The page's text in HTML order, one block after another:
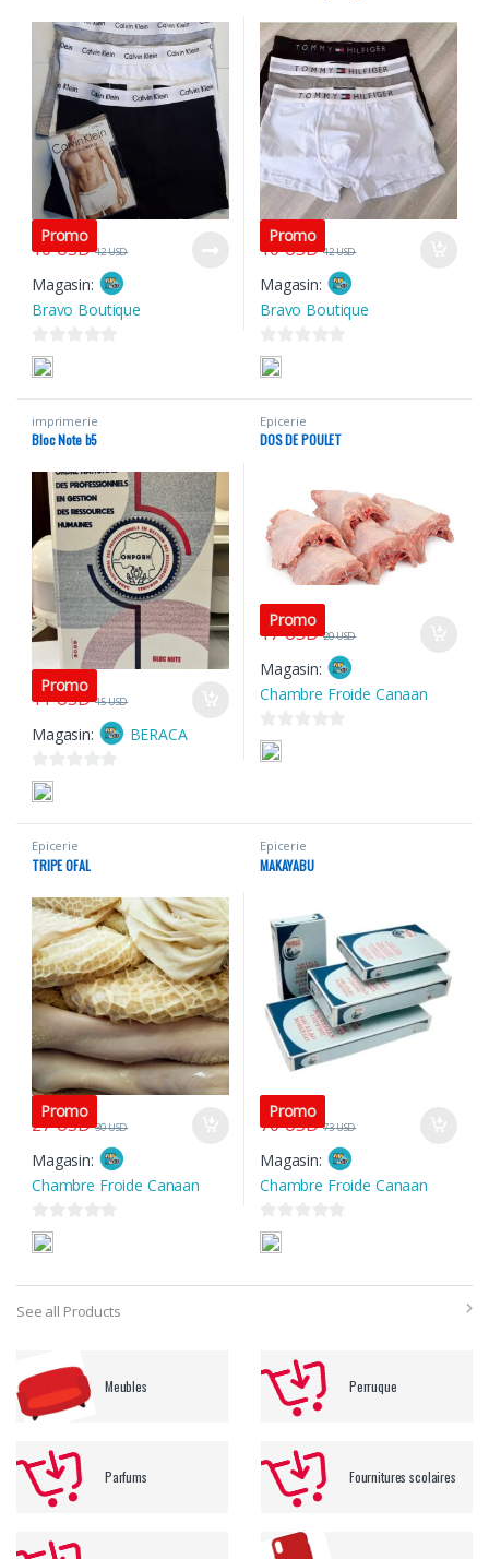
Promo
10USD 12USD
Magasin:
Bravo Boutique
0
s
r
Promo
10USD 12USD
Magasin:
Bravo Boutique
0
s
r
imprimerie
Bloc Note b5
Promo
11USD 15USD
Magasin: BERACA
0
s
r
Epicerie
DOS DE POULET
Promo
17USD 20USD
Magasin:
Chambre Froide Canaan
0
s
Epicerie
TRIPE OFAL
Promo
27USD 30USD
Magasin:
Chambre Froide Canaan
0
s
Epicerie
MAKAYABU
Promo
70USD 73USD
Magasin:
Chambre Froide Canaan
0
s
See all Products
Meubles Perruque
Parfums Fournitures scolaires